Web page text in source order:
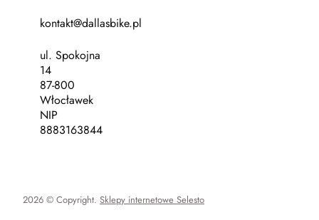
kontakt@dallasbike.pl
ul. Spokojna
14
87-800
Włocławek
NIP
8883163844
2026 © Copyright. Sklepy internetowe Selesto